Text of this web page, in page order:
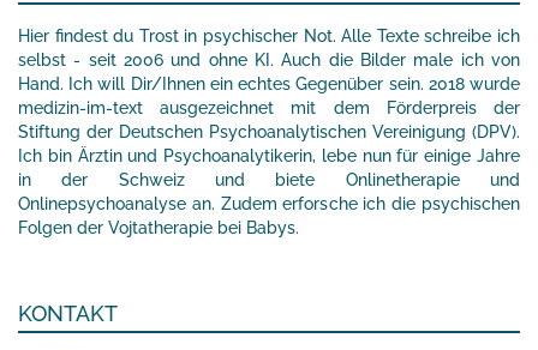
Hier findest du Trost in psychischer Not. Alle Texte schreibe ich
selbst - seit 2006 und ohne KI. Auch die Bilder male ich von
Hand. Ich will Dir/Ihnen ein echtes Gegenüber sein. 2018 wurde
medizin-im-text ausgezeichnet mit dem Förderpreis der
Stiftung der Deutschen Psychoanalytischen Vereinigung (DPV).
Ich bin Ärztin und Psychoanalytikerin, lebe nun für einige Jahre
in der Schweiz und biete Onlinetherapie und
Onlinepsychoanalyse an. Zudem erforsche ich die psychischen
Folgen der Vojtatherapie bei Babys.
KONTAKT